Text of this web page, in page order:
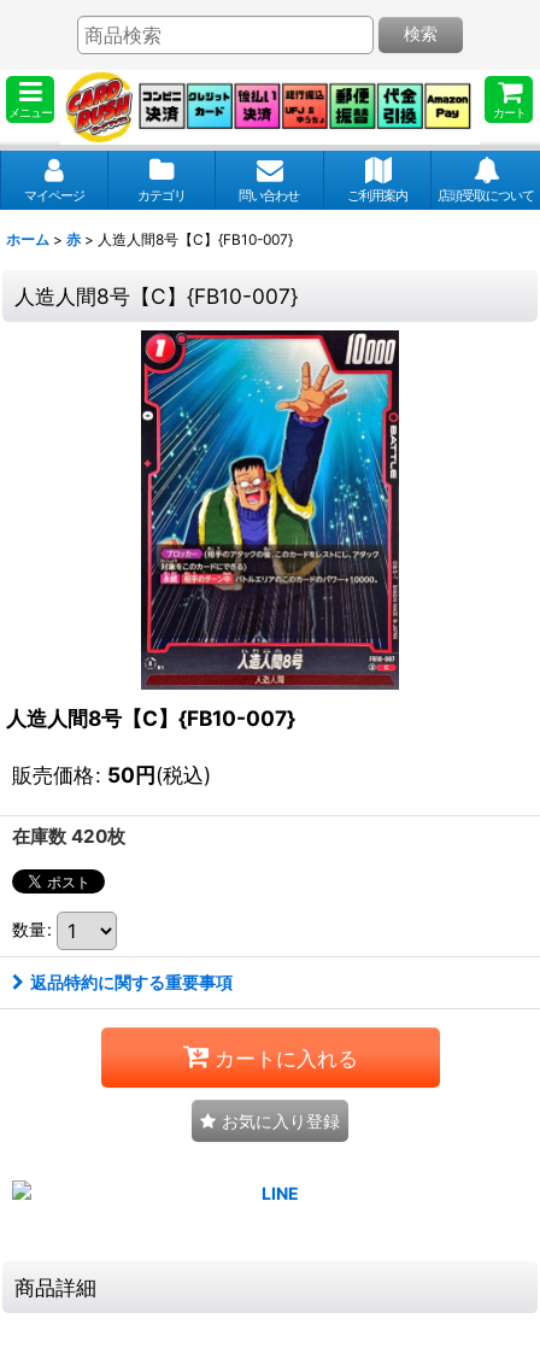
メニュー カート
検索
マイページ カテゴリ 問い合わせ ご利用案内 店頭受取について
ホーム > 赤 > 人造人間8号【C】{FB10-007}
人造人間8号【C】{FB10-007}
人造人間8号【C】{FB10-007}
販売価格: 50円(税込)
在庫数 420枚
数量:
返品特約に関する重要事項
カートに入れる
お気に入り登録
商品詳細